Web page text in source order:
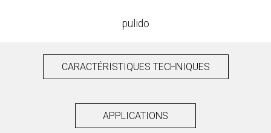
pulido
CARACTÉRISTIQUES TECHNIQUES
APPLICATIONS